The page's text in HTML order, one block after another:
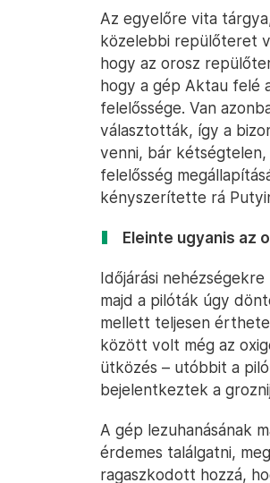
Az egyelőre vita
közelebbi repülőteret
hogy az orosz
hogy a gép Aktau felé
felelőssége. Van
választották, így a
venni, bár kétségtelen,
felelősség
kényszerítette rá
Eleinte ugyanis az
Időjárási
majd a pilóták úgy
mellett teljesen
között volt még az
ütközés – utóbbit a
bejelentkeztek a
A gép lezuhanásának
érdemes találgatni,
ragaszkodott hozzá,